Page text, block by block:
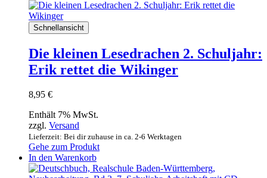
Schnellansicht
Die kleinen Lesedrachen 2. Schuljahr:
Erik rettet die Wikinger
8,95 €
Enthält 7% MwSt.
zzgl. Versand
Lieferzeit: Bei dir zuhause in ca. 2-6 Werktagen
Gehe zum Produkt
In den Warenkorb